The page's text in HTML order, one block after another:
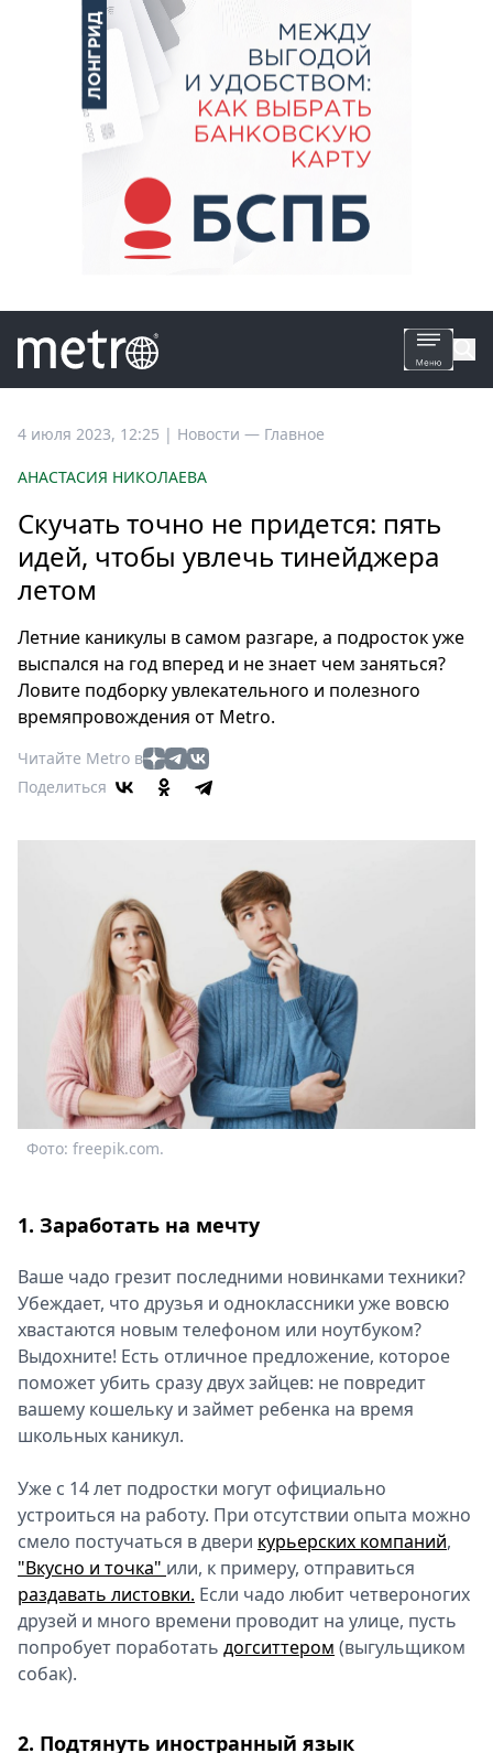
Все
Россия
Мир
Туризм
Мода
Театр
Кино
Афиша
Книги
релизы
О
Metro
Стримы
Спецпроекты
Звезды
Выборы
2026
Скачай
Metro
4 июля 2023, 12:25 | Новости — Главное
АНАСТАСИЯ НИКОЛАЕВА
Скучать точно не придется: пять
идей, чтобы увлечь тинейджера
летом
Летние каникулы в самом разгаре, а подросток уже
выспался на год вперед и не знает чем заняться?
Ловите подборку увлекательного и полезного
времяпровождения от Metro.
Читайте Metro в
Поделиться
Фото: freepik.com.
1. Заработать на мечту
Ваше чадо грезит последними новинками техники?
Убеждает, что друзья и одноклассники уже вовсю
хвастаются новым телефоном или ноутбуком?
Выдохните! Есть отличное предложение, которое
поможет убить сразу двух зайцев: не повредит
вашему кошельку и займет ребенка на время
школьных каникул.
Уже с 14 лет подростки могут официально
устроиться на работу. При отсутствии опыта можно
смело постучаться в двери курьерских компаний,
"Вкусно и точка" или, к примеру, отправиться
раздавать листовки. Если чадо любит четвероногих
друзей и много времени проводит на улице, пусть
попробует поработать догситтером (выгульщиком
собак).
2. Подтянуть иностранный язык